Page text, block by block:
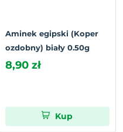
Aminek egipski (Koper
ozdobny) biały 0.50g
8,90 zł
Kup